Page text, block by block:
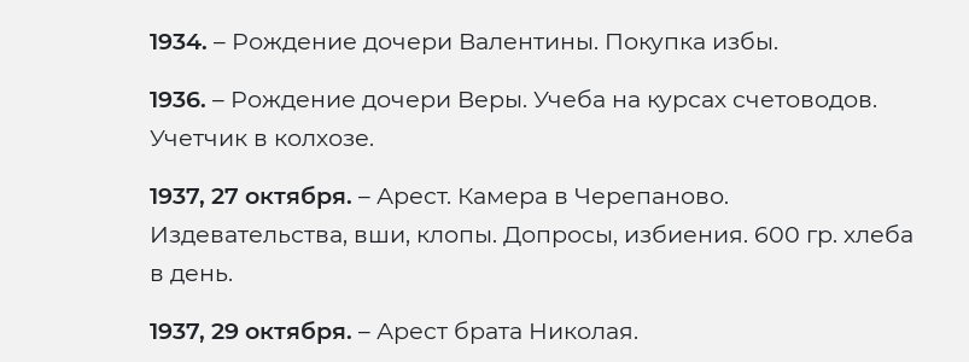
1934. – Рождение дочери Валентины. Покупка избы.
1936. – Рождение дочери Веры. Учеба на курсах счетоводов.
Учетчик в колхозе.
1937, 27 октября. – Арест. Камера в Черепаново.
Издевательства, вши, клопы. Допросы, избиения. 600 гр. хлеба
в день.
1937, 29 октября. – Арест брата Николая.